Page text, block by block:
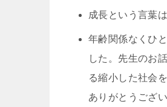
成長という言葉
年齢関係なくひ
した。先生のお
る縮小した社会
ありがとうござ